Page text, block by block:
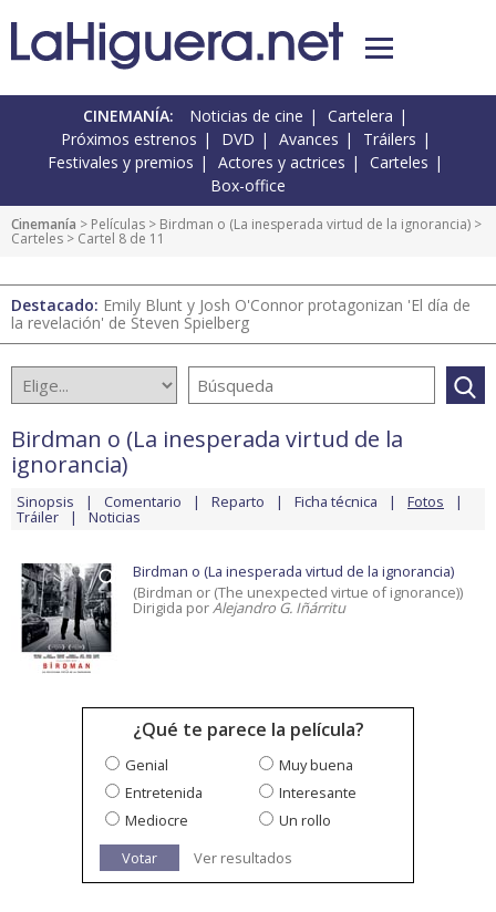
CINEMANÍA: Noticias de cine
Cartelera
Próximos estrenos
DVD Avances
Tráilers
Festivales y premios
Actores y actrices
Carteles
Box-office
Cinemanía > Películas > Birdman o (La inesperada virtud de la ignorancia) >
Carteles > Cartel 8 de 11
Destacado: Emily Blunt y Josh O'Connor protagonizan 'El día de
la revelación' de Steven Spielberg
Birdman o (La inesperada virtud de la
ignorancia)
Sinopsis Comentario Reparto Ficha técnica Fotos
Tráiler Noticias
Birdman o (La inesperada virtud de la ignorancia)
(Birdman or (The unexpected virtue of ignorance))
Dirigida porAlejandro G. Iñárritu
¿Qué te parece la película?
Genial
Muy buena
Entretenida
Interesante
Mediocre
Un rollo
Votar
Ver resultados